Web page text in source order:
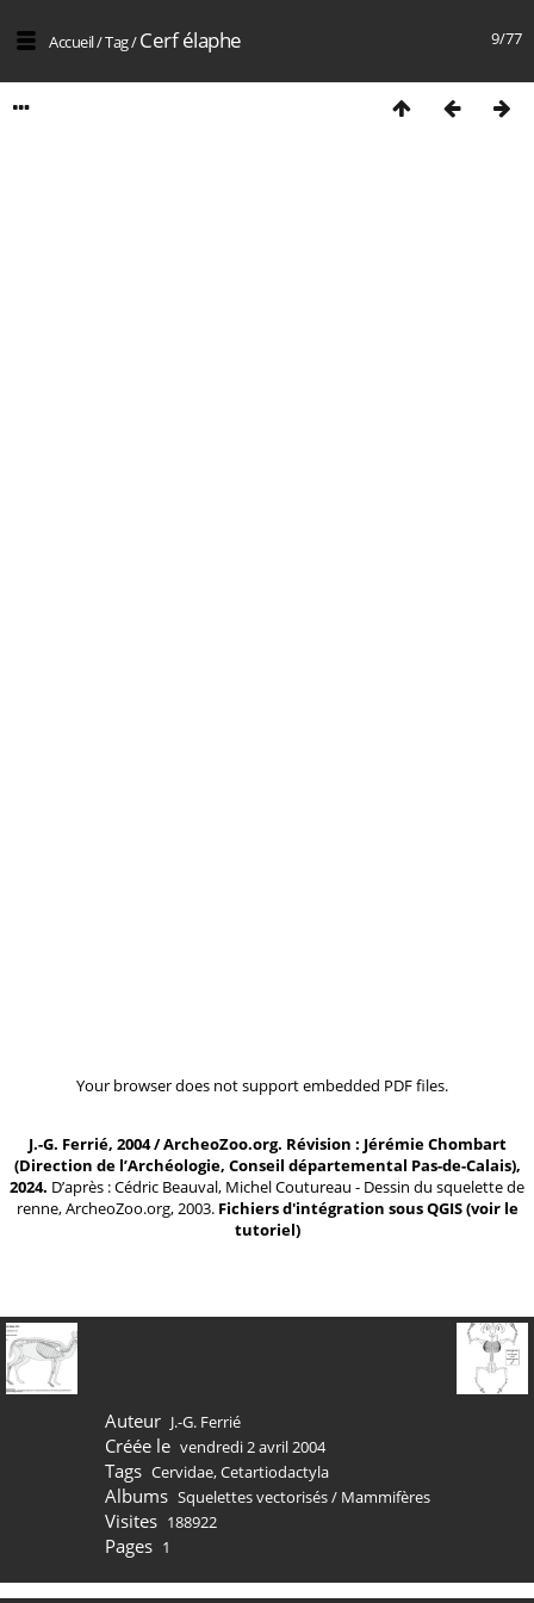
9/77
Accueil/Tag/Cerf élaphe
Your browser does not support embedded PDF files.
J.-G. Ferrié, 2004 / ArcheoZoo.org. Révision : Jérémie Chombart
(Direction de l’Archéologie, Conseil départemental Pas-de-Calais),
2024. D’après : Cédric Beauval, Michel Coutureau - Dessin du squelette de
renne, ArcheoZoo.org, 2003. Fichiers d'intégration sous QGIS(voir le
tutoriel)
Auteur J.-G. Ferrié
Créée le vendredi 2 avril 2004
Tags Cervidae,Cetartiodactyla
Albums Squelettes vectorisés/ Mammifères
Visites 188922
Pages 1